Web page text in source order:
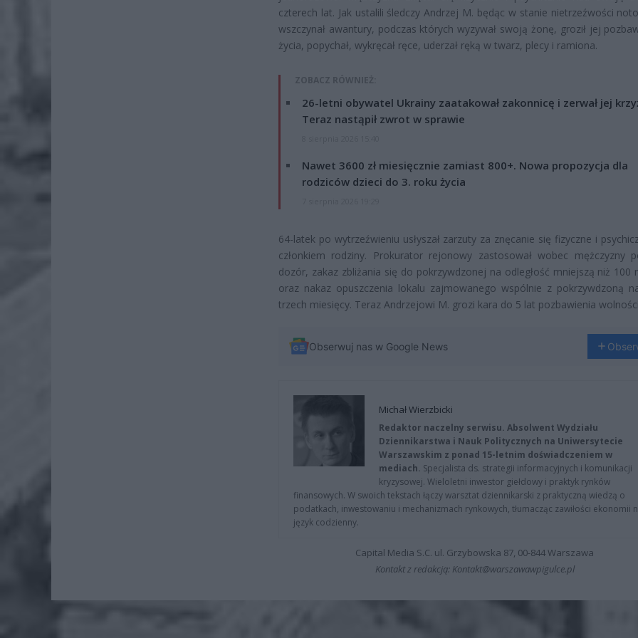
czterech lat. Jak ustalili śledczy Andrzej M. będąc w stanie nietrzeźwości
wszczynał awantury, podczas których wyzywał swoją żonę, groził jej
życia, popychał, wykręcał ręce, uderzał ręką w twarz, plecy i ramiona.
ZOBACZ RÓWNIEŻ:
26-letni obywatel Ukrainy zaatakował zakonnicę i zerwał jej
Teraz nastąpił zwrot w sprawie
Nawet 3600 zł miesięcznie zamiast 800+. Nowa propozycja dla
rodziców dzieci do 3. roku życia
64-latek po wytrzeźwieniu usłyszał zarzuty za znęcanie się fizyczne i
członkiem rodziny. Prokurator rejonowy zastosował wobec mężczyzny
dozór, zakaz zbliżania się do pokrzywdzonej na odległość mniejszą niż 100
oraz nakaz opuszczenia lokalu zajmowanego wspólnie z pokrzywdzoną
trzech miesięcy. Teraz Andrzejowi M. grozi kara do 5 lat pozbawienia
Obserwuj nas w Google News
Michał Wierzbicki
Redaktor naczelny serwisu. Absolwent Wydziału
Dziennikarstwa i Nauk Politycznych na Uniwersytecie
Warszawskim z ponad 15-letnim doświadczeniem w
mediach. Specjalista ds. strategii informacyjnych i komunikacji
kryzysowej. Wieloletni inwestor giełdowy i praktyk rynków
finansowych. W swoich tekstach łączy warsztat dziennikarski z praktyczną wiedzą o
podatkach, inwestowaniu i mechanizmach rynkowych, tłumacząc zawiłości ekonomii
język codzienny.
Capital Media S.C. ul. Grzybowska 87, 00-844 Warszawa
Kontakt z redakcją: Kontakt@warszawawpigulce.pl